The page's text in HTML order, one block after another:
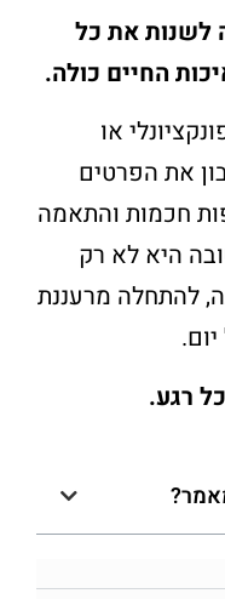
לשנות את כל
החיים כולה.
או
את הפרטים
חכמות והתאמה
היא לא רק
להתחלה מרעננת
רגע.